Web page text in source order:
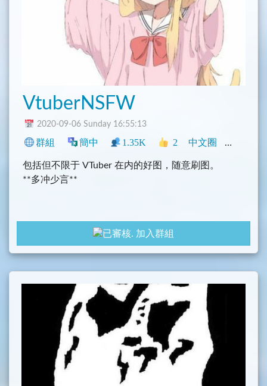
VtuberNSFW
2020-09-06 Sunday 16:55:13
群組 簡中 1.35K 2 中文圈 NSFW
包括但不限于 VTuber 在内的好图，随意刷图。
**多冲少言**
加入群組